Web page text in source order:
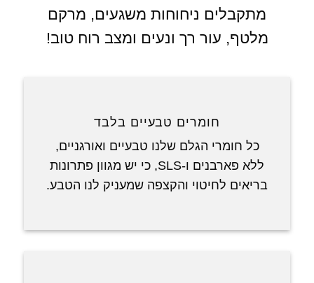
מתקבלים ניחוחות משגעים, מרקם
מלטף, עור רך ונעים ומצב רוח טוב!
חומרים טבעיים בלבד
כל חומרי הגלם שלנו טבעיים ואורגניים,
ללא פארבנים ו-SLS, כי יש מגוון פתרונות
בריאים לחיטוי והקצפה שמעניק לנו הטבע.